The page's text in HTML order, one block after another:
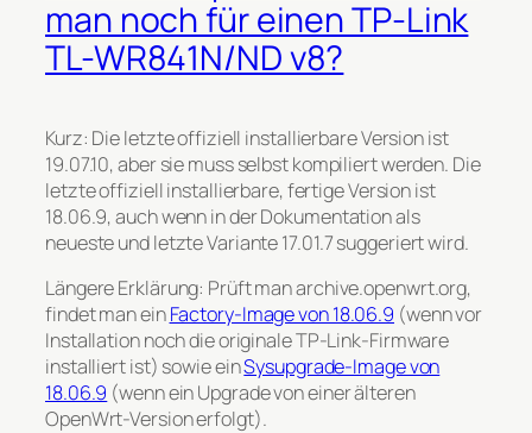
man noch für einen TP-Link
TL-WR841N/ND v8?
Kurz: Die letzte offiziell installierbare Version ist
19.07.10, aber sie muss selbst kompiliert werden. Die
letzte offiziell installierbare, fertige Version ist
18.06.9, auch wenn in der Dokumentation als
neueste und letzte Variante 17.01.7 suggeriert wird.
Längere Erklärung: Prüft man archive.openwrt.org,
findet man einFactory-Image von 18.06.9 (wenn vor
Installation noch die originale TP-Link-Firmware
installiert ist) sowie einSysupgrade-Image von
18.06.9 (wenn ein Upgrade von einer älteren
OpenWrt-Version erfolgt).